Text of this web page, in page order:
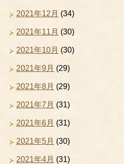
2021年12月 (34)
2021年11月 (30)
2021年10月 (30)
2021年9月 (29)
2021年8月 (29)
2021年7月 (31)
2021年6月 (31)
2021年5月 (30)
2021年4月 (31)